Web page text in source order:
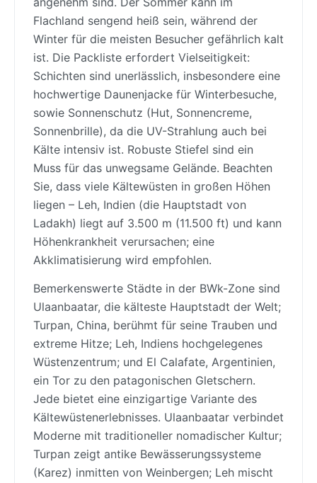
Flachland sengend heiß sein, während der
Winter für die meisten Besucher gefährlich kalt
ist. Die Packliste erfordert Vielseitigkeit:
Schichten sind unerlässlich, insbesondere eine
hochwertige Daunenjacke für Winterbesuche,
sowie Sonnenschutz (Hut, Sonnencreme,
Sonnenbrille), da die UV-Strahlung auch bei
Kälte intensiv ist. Robuste Stiefel sind ein
Muss für das unwegsame Gelände. Beachten
Sie, dass viele Kältewüsten in großen Höhen
liegen – Leh, Indien (die Hauptstadt von
Ladakh) liegt auf 3.500 m (11.500 ft) und kann
Höhenkrankheit verursachen; eine
Akklimatisierung wird empfohlen.
Bemerkenswerte Städte in der BWk-Zone sind
Ulaanbaatar, die kälteste Hauptstadt der Welt;
Turpan, China, berühmt für seine Trauben und
extreme Hitze; Leh, Indiens hochgelegenes
Wüstenzentrum; und El Calafate, Argentinien,
ein Tor zu den patagonischen Gletschern.
Jede bietet eine einzigartige Variante des
Kältewüstenerlebnisses. Ulaanbaatar verbindet
Moderne mit traditioneller nomadischer Kultur;
Turpan zeigt antike Bewässerungssysteme
(Karez) inmitten von Weinbergen; Leh mischt